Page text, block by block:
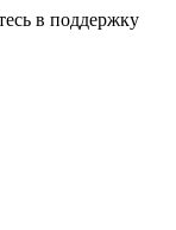
в поддержку